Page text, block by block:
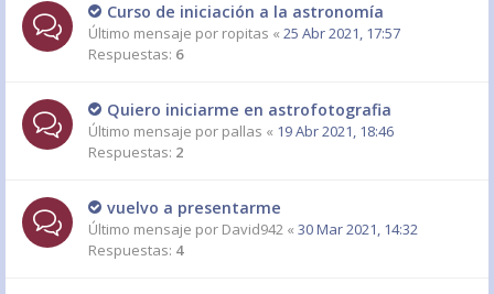
Curso de iniciación a la astronomía
Último mensaje por ropitas « 25 Abr 2021, 17:57
Respuestas: 6
Quiero iniciarme en astrofotografia
Último mensaje por pallas « 19 Abr 2021, 18:46
Respuestas: 2
vuelvo a presentarme
Último mensaje por David942 « 30 Mar 2021, 14:32
Respuestas: 4